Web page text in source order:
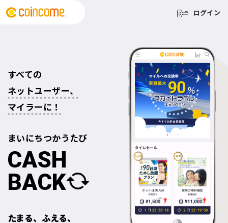
ログイン
すべての
ネットユーザー、
マイラーに！
まいにちつかうたび
CASH
BACK
たまる、ふえる、